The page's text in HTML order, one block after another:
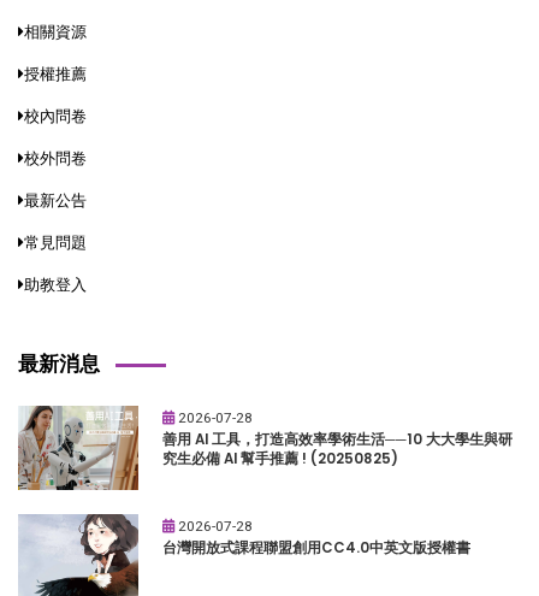
相關資源
授權推薦
校內問卷
校外問卷
最新公告
常見問題
助教登入
最新消息
2026-07-28
善用 AI 工具，打造高效率學術生活──10 大大學生與研
究生必備 AI 幫手推薦 ! (20250825)
2026-07-28
台灣開放式課程聯盟創用CC4.0中英文版授權書